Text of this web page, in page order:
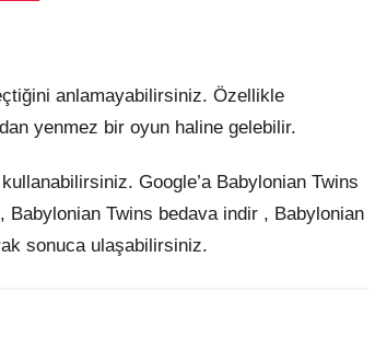
anlamayabilirsiniz. Özellikle
yenmez bir oyun haline gelebilir.
Google’a Babylonian Twins
Twins bedava indir , Babylonian
sonuca ulaşabilirsiniz.